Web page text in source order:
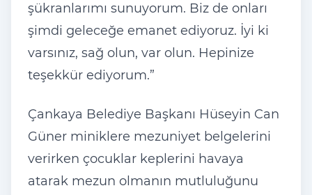
şükranlarımı sunuyorum. Biz de onları
şimdi geleceğe emanet ediyoruz. İyi ki
varsınız, sağ olun, var olun. Hepinize
teşekkür ediyorum.”
Çankaya Belediye Başkanı Hüseyin Can
Güner miniklere mezuniyet belgelerini
verirken çocuklar keplerini havaya
atarak mezun olmanın mutluluğunu